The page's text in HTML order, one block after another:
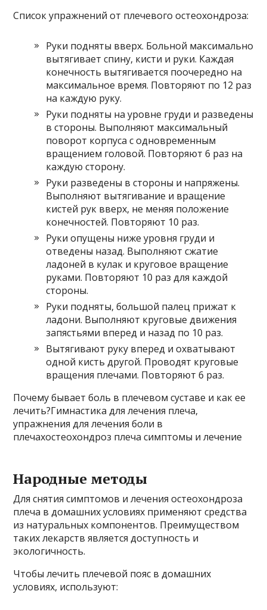
Список упражнений от плечевого остеохондроза:
Руки подняты вверх. Больной максимально
вытягивает спину, кисти и руки. Каждая
конечность вытягивается поочередно на
максимальное время. Повторяют по 12 раз
на каждую руку.
Руки подняты на уровне груди и разведены
в стороны. Выполняют максимальный
поворот корпуса с одновременным
вращением головой. Повторяют 6 раз на
каждую сторону.
Руки разведены в стороны и напряжены.
Выполняют вытягивание и вращение
кистей рук вверх, не меняя положение
конечностей. Повторяют 10 раз.
Руки опущены ниже уровня груди и
отведены назад. Выполняют сжатие
ладоней в кулак и круговое вращение
руками. Повторяют 10 раз для каждой
стороны.
Руки подняты, большой палец прижат к
ладони. Выполняют круговые движения
запястьями вперед и назад по 10 раз.
Вытягивают руку вперед и охватывают
одной кисть другой. Проводят круговые
вращения плечами. Повторяют 6 раз.
Почему бывает боль в плечевом суставе и как ее
лечить?Гимнастика для лечения плеча,
упражнения для лечения боли в
плечахостеохондроз плеча симптомы и лечение
Народные методы
Для снятия симптомов и лечения остеохондроза
плеча в домашних условиях применяют средства
из натуральных компонентов. Преимуществом
таких лекарств является доступность и
экологичность.
Чтобы лечить плечевой пояс в домашних
условиях, используют: